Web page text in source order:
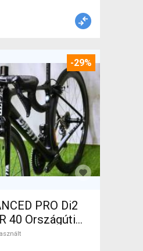
-29%
PRO Di2
40 Országúti